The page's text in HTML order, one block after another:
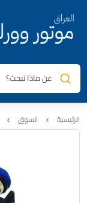
عن ماذا تبحث؟
الرئيسية السوق
صور المنتج معلومات المنتج